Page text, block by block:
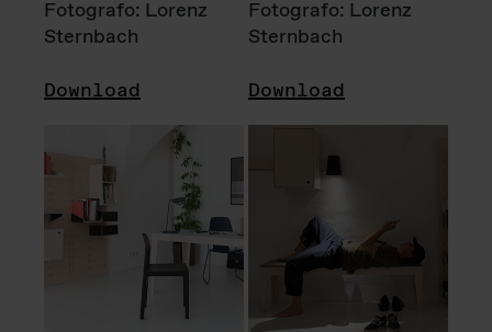
Fotografo: Lorenz
Sternbach
Download
Fotografo: Lorenz
Sternbach
Download